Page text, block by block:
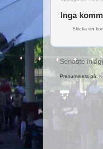
Inga
Skicka en
Senaste
Prenumerera på: